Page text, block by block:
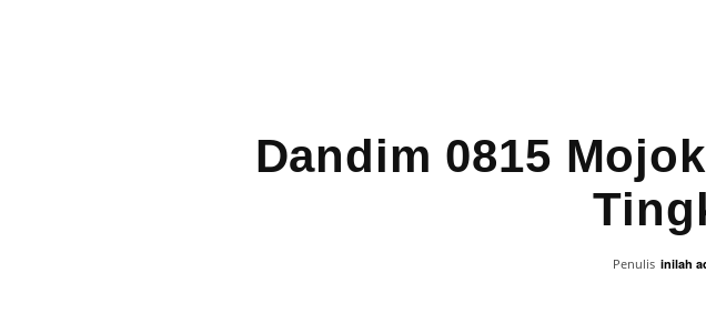
Dandim 0815
Penulis inilah